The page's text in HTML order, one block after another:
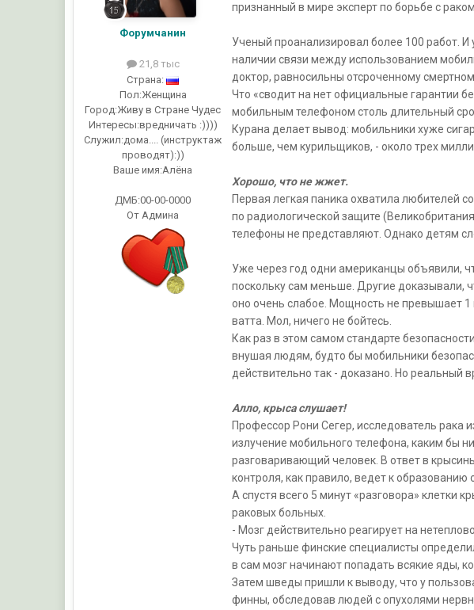
Форумчанин
21,8 тыс
Страна:
Пол:Женщина
Город:Живу в Стране Чудес
Интересы:вредничать :))))
Служил:дома.... (инструктаж
проводят):))
Ваше имя:Алёна
ДМБ:00-00-0000
От Админа
признанный в мире эксперт по борьбе с
Ученый проанализировал более 100 работ. И
наличии связи между использованием
доктор, равносильны отсроченному
Что «сводит на нет официальные гарантии
мобильным телефоном столь длительный
Курана делает вывод: мобильники хуже
больше, чем курильщиков, - около трех
Хорошо, что не жжет.
Первая легкая паника охватила любителей
по радиологической защите
телефоны не представляют. Однако детям
Уже через год одни американцы объявили,
поскольку сам меньше. Другие доказывали,
оно очень слабое. Мощность не превышает 1
ватта. Мол, ничего не бойтесь.
Как раз в этом самом стандарте
внушая людям, будто бы мобильники
действительно так - доказано. Но реальный
Алло, крыса слушает!
Профессор Рони Сегер, исследователь рака
излучение мобильного телефона, каким бы
разговаривающий человек. В ответ в
контроля, как правило, ведет к образованию
А спустя всего 5 минут «разговора» клетки
раковых больных.
- Мозг действительно реагирует на
Чуть раньше финские специалисты
в сам мозг начинают попадать всякие яды,
Затем шведы пришли к выводу, что у
финны, обследовав людей с опухолями